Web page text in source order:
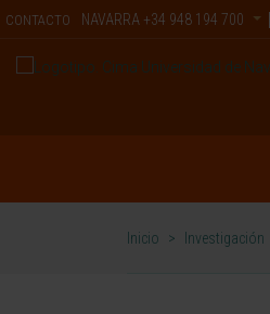
CONTACTO NAVARRA +34 948 194 700
Inicio > Investigación